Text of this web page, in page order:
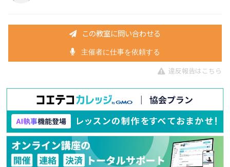
この教室に問い合わせる
主催者に仕事を依頼する
違反報告はこちら